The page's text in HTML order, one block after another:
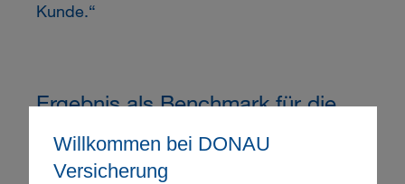
Willkommen bei DONAU
Versicherung
Kunde.“
Ergebnis als Benchmark für die
Zukunft